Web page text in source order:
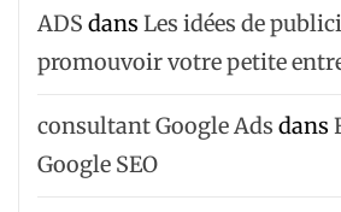
ADS dans Les idées de
promouvoir votre petite
consultant Google Ads dans
Google SEO